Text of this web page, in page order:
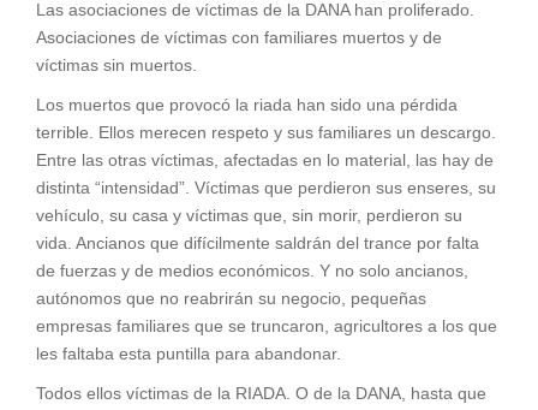
Las asociaciones de víctimas de la DANA han proliferado.
Asociaciones de víctimas con familiares muertos y de
víctimas sin muertos.
Los muertos que provocó la riada han sido una pérdida
terrible. Ellos merecen respeto y sus familiares un descargo.
Entre las otras víctimas, afectadas en lo material, las hay de
distinta “intensidad”. Víctimas que perdieron sus enseres, su
vehículo, su casa y víctimas que, sin morir, perdieron su
vida. Ancianos que difícilmente saldrán del trance por falta
de fuerzas y de medios económicos. Y no solo ancianos,
autónomos que no reabrirán su negocio, pequeñas
empresas familiares que se truncaron, agricultores a los que
les faltaba esta puntilla para abandonar.
Todos ellos víctimas de la RIADA. O de la DANA, hasta que